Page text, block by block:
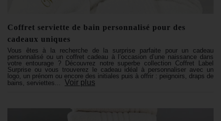
Coffret serviette de bain personnalisé pour des
cadeaux uniques
Vous êtes à la recherche de la surprise parfaite pour un cadeau
personnalisé ou un coffret cadeau à l’occasion d’une naissance dans
votre entourage ? Découvrez notre superbe collection Coffret Label
Surprise ou vous trouverez le cadeau idéal à personnaliser avec un
logo, un prénom ou encore des initiales puis à offrir : peignoirs, draps de
bains, serviettes...
Voir plus